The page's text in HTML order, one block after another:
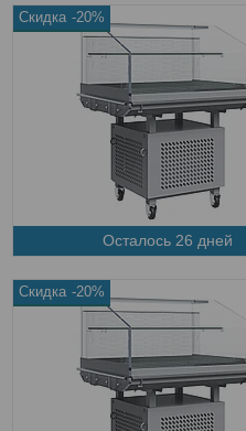
-20%
Осталось 26 дней
-20%